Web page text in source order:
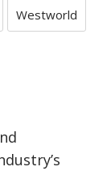
Westworld